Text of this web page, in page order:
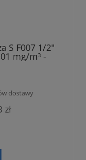
S F007 1/2"
mg/m³ -
dostawy
zł